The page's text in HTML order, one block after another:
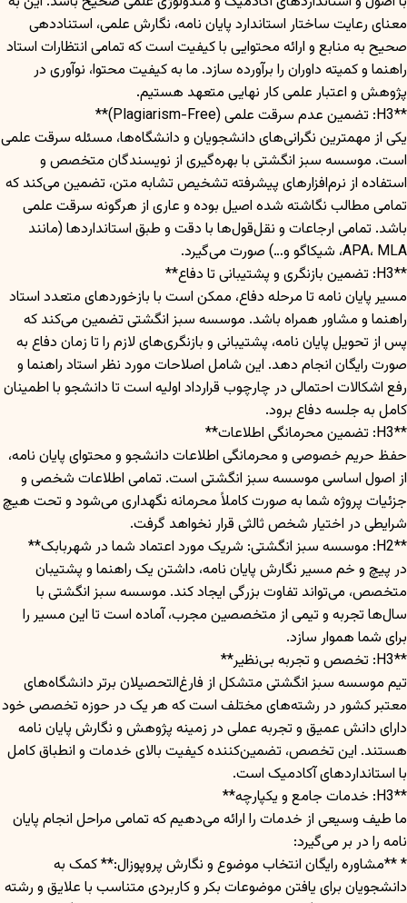
معنای رعایت ساختار استاندارد پایان نامه، نگارش علمی، استناددهی
صحیح به منابع و ارائه محتوایی با کیفیت است که تمامی انتظارات استاد
راهنما و کمیته داوران را برآورده سازد. ما به کیفیت محتوا، نوآوری در
پژوهش و اعتبار علمی کار نهایی متعهد هستیم.
**H3: تضمین عدم سرقت علمی (Plagiarism-Free)**
یکی از مهمترین نگرانی‌های دانشجویان و دانشگاه‌ها، مسئله سرقت علمی
است. موسسه سبز انگشتی با بهره‌گیری از نویسندگان متخصص و
استفاده از نرم‌افزارهای پیشرفته تشخیص تشابه متن، تضمین می‌کند که
تمامی مطالب نگاشته شده اصیل بوده و عاری از هرگونه سرقت علمی
باشد. تمامی ارجاعات و نقل‌قول‌ها با دقت و طبق استانداردها (مانند
APA، MLA، شیکاگو و…) صورت می‌گیرد.
**H3: تضمین بازنگری و پشتیبانی تا دفاع**
مسیر پایان نامه تا مرحله دفاع، ممکن است با بازخوردهای متعدد استاد
راهنما و مشاور همراه باشد. موسسه سبز انگشتی تضمین می‌کند که
پس از تحویل پایان نامه، پشتیبانی و بازنگری‌های لازم را تا زمان دفاع به
صورت رایگان انجام دهد. این شامل اصلاحات مورد نظر استاد راهنما و
رفع اشکالات احتمالی در چارچوب قرارداد اولیه است تا دانشجو با اطمینان
کامل به جلسه دفاع برود.
**H3: تضمین محرمانگی اطلاعات**
حفظ حریم خصوصی و محرمانگی اطلاعات دانشجو و محتوای پایان نامه،
از اصول اساسی موسسه سبز انگشتی است. تمامی اطلاعات شخصی و
جزئیات پروژه شما به صورت کاملاً محرمانه نگهداری می‌شود و تحت هیچ
شرایطی در اختیار شخص ثالثی قرار نخواهد گرفت.
**H2: موسسه سبز انگشتی: شریک مورد اعتماد شما در شهربابک**
در پیچ و خم مسیر نگارش پایان نامه، داشتن یک راهنما و پشتیبان
متخصص، می‌تواند تفاوت بزرگی ایجاد کند. موسسه سبز انگشتی با
سال‌ها تجربه و تیمی از متخصصین مجرب، آماده است تا این مسیر را
برای شما هموار سازد.
**H3: تخصص و تجربه بی‌نظیر**
تیم موسسه سبز انگشتی متشکل از فارغ‌التحصیلان برتر دانشگاه‌های
معتبر کشور در رشته‌های مختلف است که هر یک در حوزه تخصصی خود
دارای دانش عمیق و تجربه عملی در زمینه پژوهش و نگارش پایان نامه
هستند. این تخصص، تضمین‌کننده کیفیت بالای خدمات و انطباق کامل
با استانداردهای آکادمیک است.
**H3: خدمات جامع و یکپارچه**
ما طیف وسیعی از خدمات را ارائه می‌دهیم که تمامی مراحل انجام پایان
نامه را در بر می‌گیرد:
* **مشاوره رایگان انتخاب موضوع و نگارش پروپوزال:** کمک به
دانشجویان برای یافتن موضوعات بکر و کاربردی متناسب با علایق و رشته